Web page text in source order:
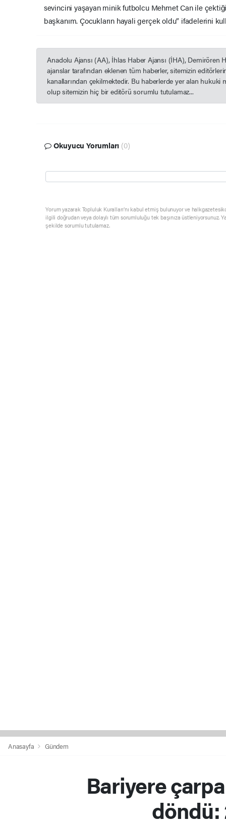
sevincini yaşayan minik futbolcu Mehmet Can ile
başkanım. Çocukların hayali gerçek oldu” ifadelerini
Anadolu Ajansı (AA), İhlas Haber Ajansı (İHA), Demirören
ajanslar tarafından eklenen tüm haberler, sitemizin
kanallarından çekilmektedir. Bu haberlerde yer alan hukuki
olup sitemizin hiç bir editörü sorumlu tutulamaz...
Okuyucu Yorumları (0)
Yorum yazarak Topluluk Kuralları’nı kabul etmiş bulunuyor ve
ilgili doğrudan veya dolaylı tüm sorumluluğu tek başınıza üstleniyorsunuz.
şekilde sorumlu tutulamaz.
Anasayfa Gündem
Bariyere
döndü: